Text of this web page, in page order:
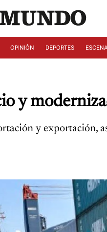
OPINIÓN DEPORTES
y
y exportación,